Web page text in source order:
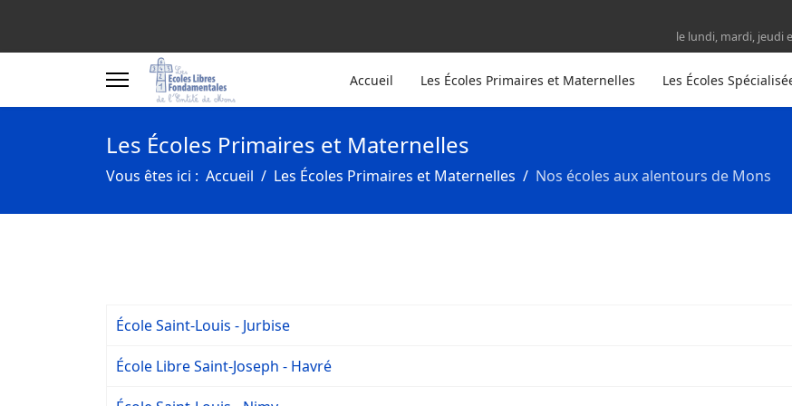
le lundi, mardi, jeudi
Accueil Les Écoles Primaires et Maternelles Les Écoles
Les Écoles Primaires et Maternelles
Vous êtes ici : Accueil Les Écoles Primaires et Maternelles Nos écoles aux alentours de Mons
École Saint-Louis - Jurbise
École Libre Saint-Joseph - Havré